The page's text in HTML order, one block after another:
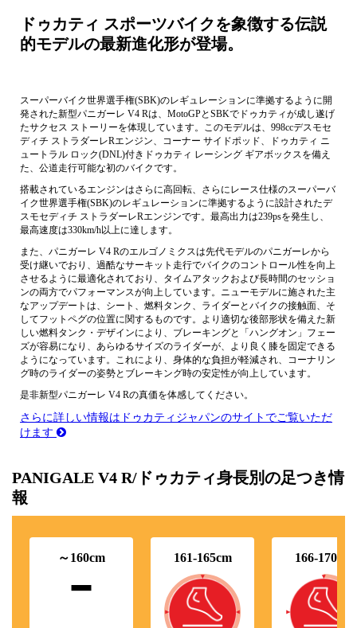
ドゥカティ スポーツバイクを象徴する伝説
的モデルの最新進化形が登場。
スーパーバイク世界選手権(SBK)のレギュレーションに準拠するように開
発された新型パニガーレ V4 Rは、MotoGPとSBKでドゥカティが成し遂げ
たサクセス ストーリーを体現しています。このモデルは、998ccデスモセ
ディチ ストラダーレRエンジン、コーナー サイドポッド、ドゥカティ ニ
ュートラル ロック(DNL)付きドゥカティ レーシング ギアボックスを備え
た、公道走行可能な初のバイクです。
搭載されているエンジンはさらに高回転、さらにレース仕様のスーパーバ
イク世界選手権(SBK)のレギュレーションに準拠するように設計されたデ
スモセディチ ストラダーレRエンジンです。最高出力は239psを発生し、
最高速度は330km/h以上に達します。
また、パニガーレ V4 Rのエルゴノミクスは先代モデルのパニガーレから
受け継いでおり、過酷なサーキット走行でバイクのコントロール性を向上
させるように最適化されており、タイムアタックおよび長時間のセッショ
ンの両方でパフォーマンスが向上しています。ニューモデルに施された主
なアップデートは、シート、燃料タンク、ライダーとバイクの接触面、そ
してフットペグの位置に関するものです。より適切な後部形状を備えた新
しい燃料タンク・デザインにより、ブレーキングと「ハングオン」フェー
ズが容易になり、あらゆるサイズのライダーが、より良く膝を固定できる
ようになっています。これにより、身体的な負担が軽減され、コーナリン
グ時のライダーの姿勢とブレーキング時の安定性が向上しています。
是非新型パニガーレ V4 Rの真価を体感してください。
さらに詳しい情報はドゥカティジャパンのサイトでご覧いただ
けます
PANIGALE V4 R/ドゥカティ身長別の足つき情
報
～160cm
- 161-165cm 166-170cm